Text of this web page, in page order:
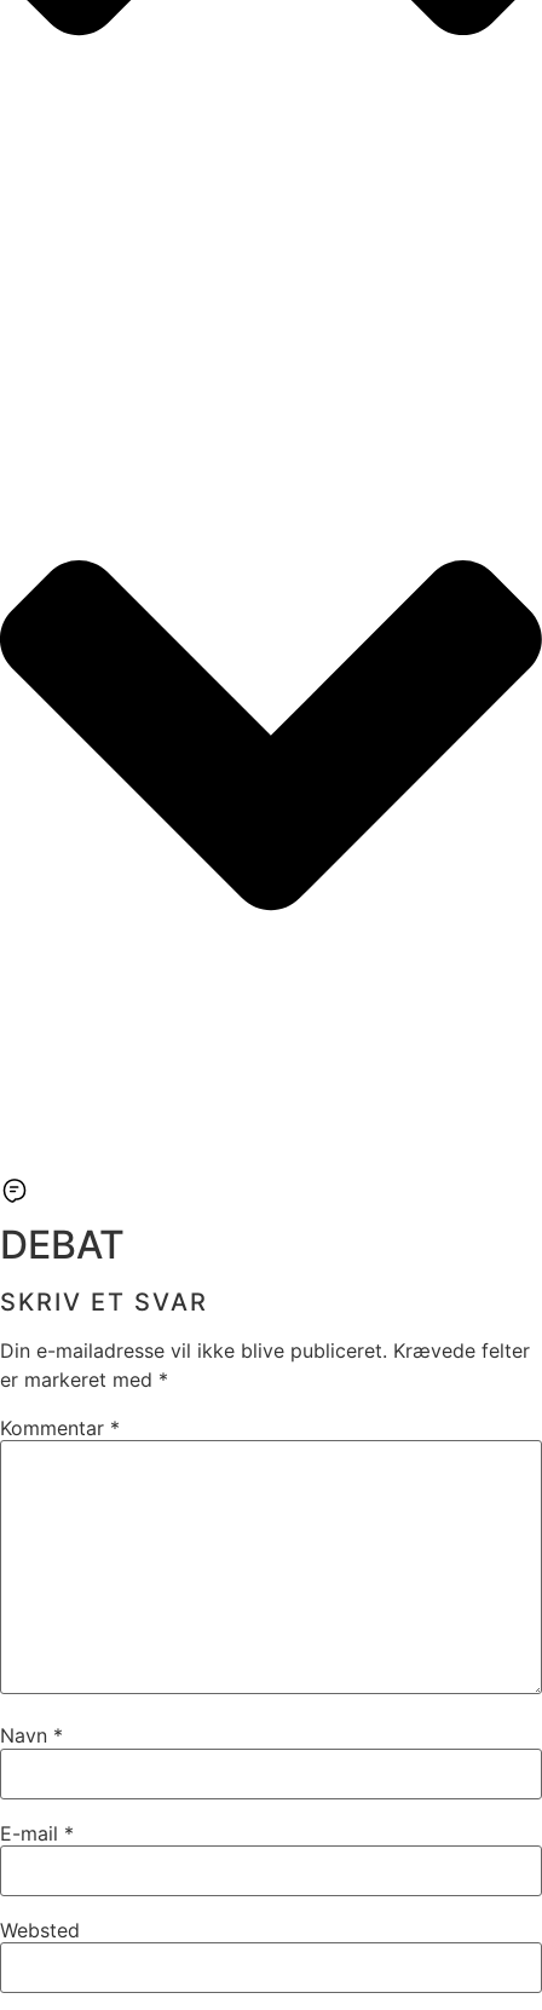
DEBAT
SKRIV ET SVAR
Din e-mailadresse vil ikke blive publiceret. Krævede felter
er markeret med *
Kommentar *
Navn *
E-mail *
Websted